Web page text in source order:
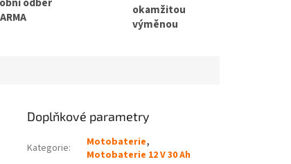
okamžitou
výměnou
Doplňkové parametry
Kategorie: Motobaterie,
Motobaterie 12 V 30 Ah